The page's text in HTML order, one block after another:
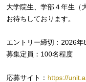
大学院生、学部４年生（
お待ちしております。
エントリー締切：2026
募集定員：100名程度
応募サイト： https://